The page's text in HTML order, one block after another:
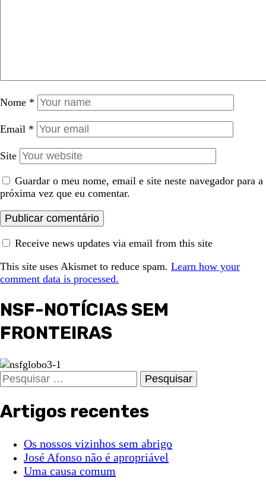
Nome *
Email *
Site
Guardar o meu nome, email e site neste navegador para a
próxima vez que eu comentar.
Receive news updates via email from this site
This site uses Akismet to reduce spam. Learn how your
comment data is processed.
NSF-NOTÍCIAS SEM
FRONTEIRAS
Pesquisar
por:
Artigos recentes
Os nossos vizinhos sem abrigo
José Afonso não é apropriável
Uma causa comum